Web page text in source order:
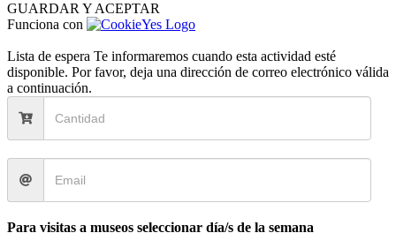
GUARDAR Y ACEPTAR
Funciona con
Lista de espera Te informaremos cuando esta actividad esté
disponible. Por favor, deja una dirección de correo electrónico válida
a continuación.
Para visitas a museos seleccionar día/s de la semana